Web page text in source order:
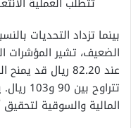
بينما تزداد التحديات
الضعيف، تشير المؤشرات
عند 82.20 ريال
تتراوح
المالية والسوقية